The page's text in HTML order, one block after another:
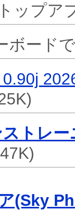
ップア
ボード
0.90j
トレー
(Sky